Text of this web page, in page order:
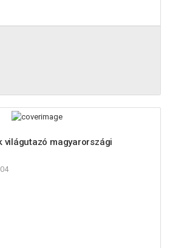
világutazó magyarországi